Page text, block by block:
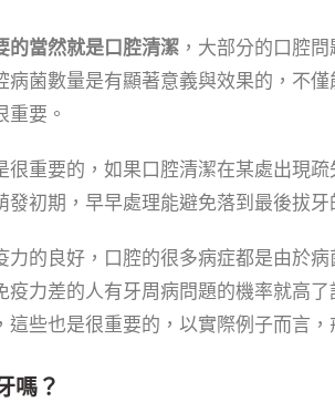
的當然就是口腔清潔 ，大部分的口腔
菌數量是有顯著意義與效果的，不
要。
很重要的，如果口腔清潔在某處出現
初期，早早處理能避免落到最後拔牙
的良好，口腔的很多病症都是由於
疫力差的人有牙周病問題的機率就高
些也是很重要的，以實際例子而言
嗎？